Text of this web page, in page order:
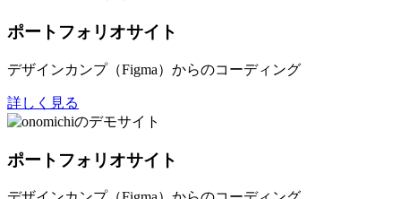
ポートフォリオサイト
デザインカンプ（Figma）からのコーディング
詳しく見る
ポートフォリオサイト